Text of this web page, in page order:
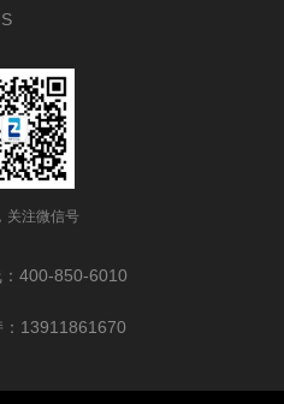
关注微信号
400-850-6010
13911861670